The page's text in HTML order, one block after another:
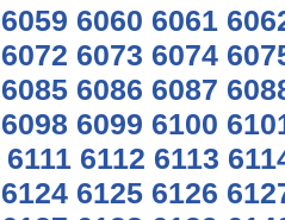
6059 6060 6061
6072 6073 6074
6085 6086 6087
6098 6099 6100
6111 6112 6113
6124 6125 6126